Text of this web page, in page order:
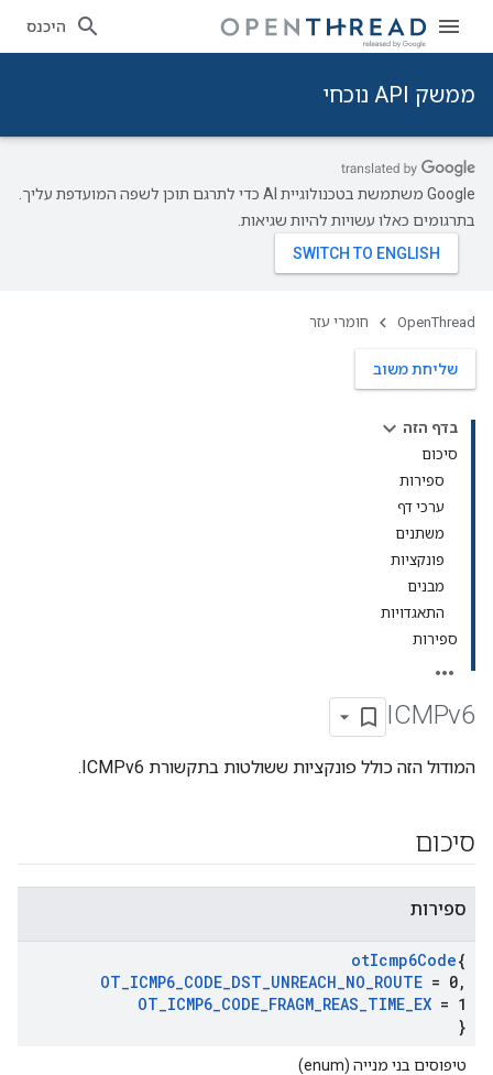
היכנס
ממשק API נוכחי
‫Google משתמשת בטכנולוגיית AI כדי לתרגם תוכן לשפה המועדפת עליך.
בתרגומים כאלו עשויות להיות שגיאות.
OpenThread חומרי עזר
שליחת משוב
בדף הזה
סיכום
ספירות
ערכי דף
משתנים
פונקציות
מבנים
התאגדויות
ספירות
ICMPv6
המודול הזה כולל פונקציות ששולטות בתקשורת ICMPv6.
סיכום
ספירות
otIcmp6Code{
OT_ICMP6_CODE_DST_UNREACH_NO_ROUTE = 0,
OT_ICMP6_CODE_FRAGM_REAS_TIME_EX = 1
}
טיפוסים בני מנייה (enum)